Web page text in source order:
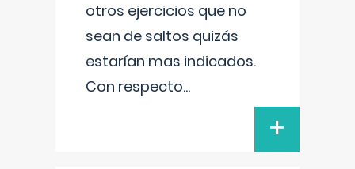
otros ejercicios que no
sean de saltos quizás
estarían mas indicados.
Con respecto...
+